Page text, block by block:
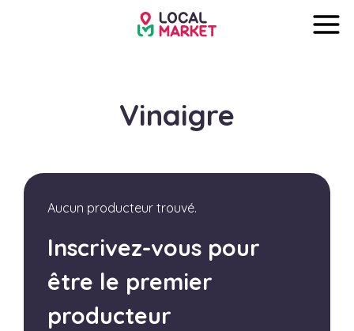
Vinaigre
Aucun producteur trouvé.
Inscrivez-vous pour
être le premier
producteur